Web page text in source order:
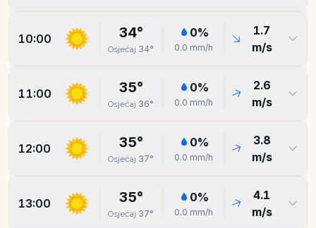
10:00 34°
Osjećaj 34°
0%
0.0 mm/h
1.7
m/s
11:00 35°
Osjećaj 36°
0%
0.0 mm/h
2.6
m/s
12:00 35°
Osjećaj 37°
0%
0.0 mm/h
3.8
m/s
13:00 35°
Osjećaj 37°
0%
0.0 mm/h
4.1
m/s